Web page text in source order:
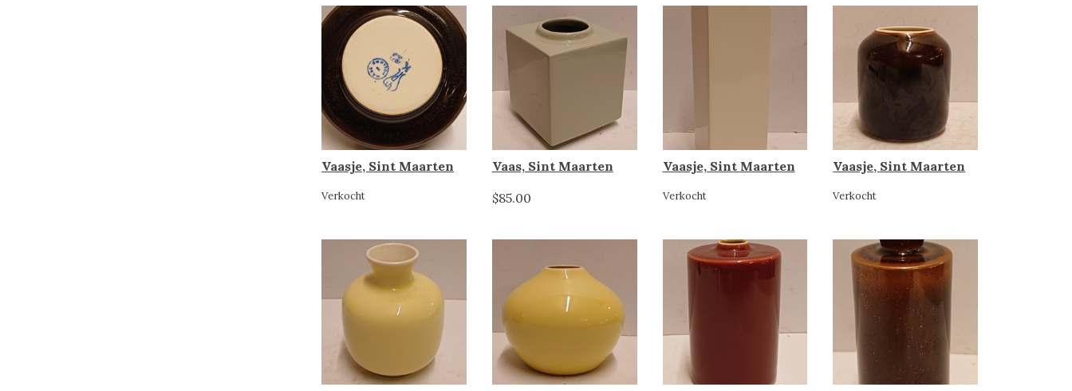
Vaasje, Sint Maarten
Verkocht
Vaas, Sint Maarten
$85.00
Vaasje, Sint Maarten
Verkocht
Vaasje, Sint Maarten
Verkocht